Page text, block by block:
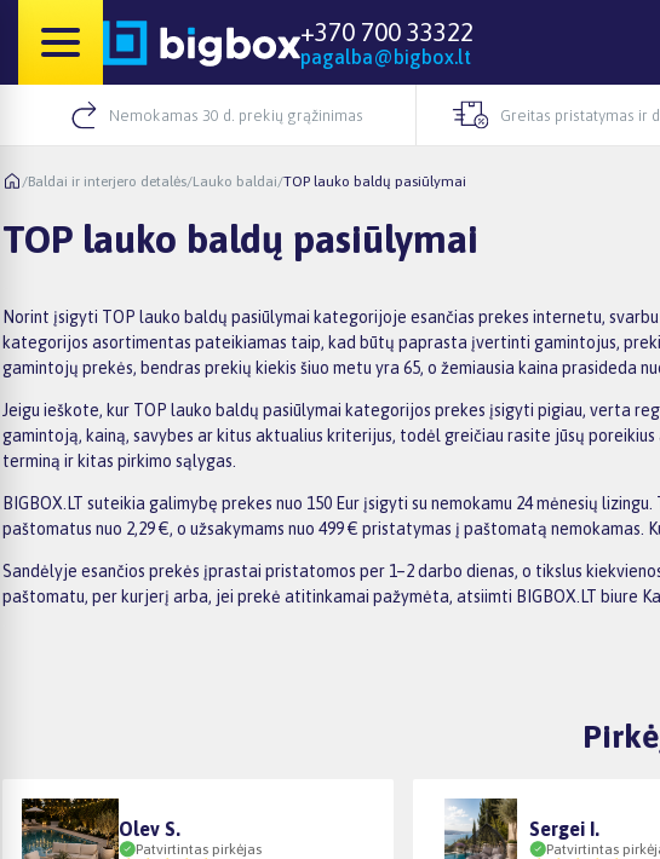
+370 700 33322
pagalba@bigbox.lt
Nemokamas 30 d. prekių grąžinimas Greitas pristatymas ir
/Baldai ir interjero detalės/Lauko baldai/TOP lauko baldų pasiūlymai
TOP lauko baldų pasiūlymai
Norint įsigyti TOP lauko baldų pasiūlymai kategorijoje esančias prekes internetu,
kategorijos asortimentas pateikiamas taip, kad būtų paprasta įvertinti gamintojus,
gamintojų prekės, bendras prekių kiekis šiuo metu yra 65, o žemiausia kaina prasideda
Jeigu ieškote, kur TOP lauko baldų pasiūlymai kategorijos prekes įsigyti pigiau, verta
gamintoją, kainą, savybes ar kitus aktualius kriterijus, todėl greičiau rasite jūsų
terminą ir kitas pirkimo sąlygas.
BIGBOX.LT suteikia galimybę prekes nuo 150 Eur įsigyti su nemokamu 24 mėnesių
paštomatus nuo 2,29 €, o užsakymams nuo 499 € pristatymas į paštomatą nemokamas.
Sandėlyje esančios prekės įprastai pristatomos per 1–2 darbo dienas, o tikslus
paštomatu, per kurjerį arba, jei prekė atitinkamai pažymėta, atsiimti BIGBOX.LT biure
Olev S.
Patvirtintas pirkėjas
Sergei I.
Patvirtintas